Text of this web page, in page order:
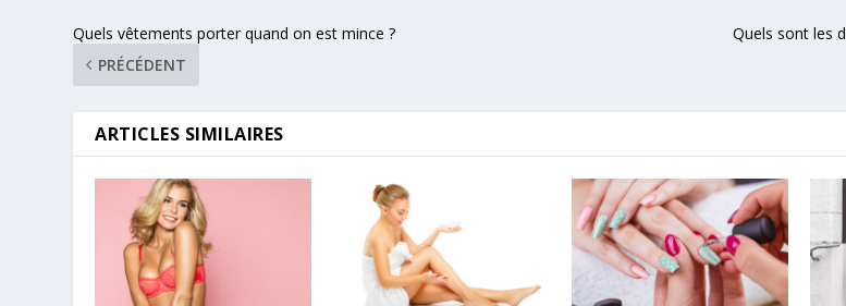
Quels vêtements porter quand on est mince ?
PRÉCÉDENT
Quels sont les
ARTICLES SIMILAIRES